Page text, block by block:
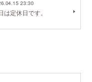
23:30
は定休日です。